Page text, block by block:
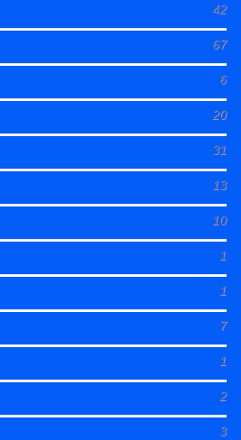
42
67
6
20
31
13
10
1
1
7
1
2
3